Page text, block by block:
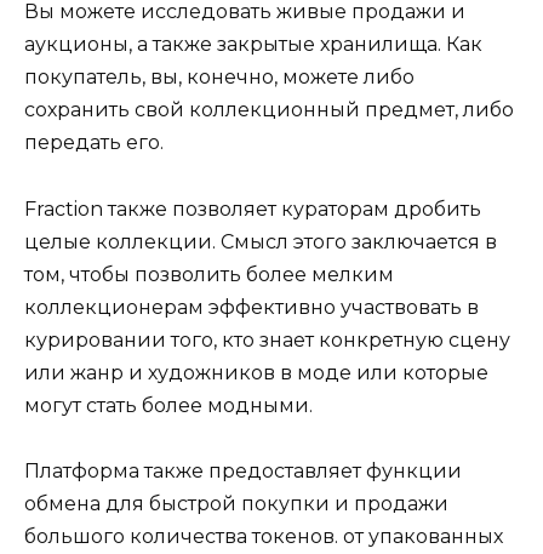
Вы можете исследовать живые продажи и
аукционы, а также закрытые хранилища. Как
покупатель, вы, конечно, можете либо
сохранить свой коллекционный предмет, либо
передать его.
Fraction также позволяет кураторам дробить
целые коллекции. Смысл этого заключается в
том, чтобы позволить более мелким
коллекционерам эффективно участвовать в
курировании того, кто знает конкретную сцену
или жанр и художников в моде или которые
могут стать более модными.
Платформа также предоставляет функции
обмена для быстрой покупки и продажи
большого количества токенов. от упакованных